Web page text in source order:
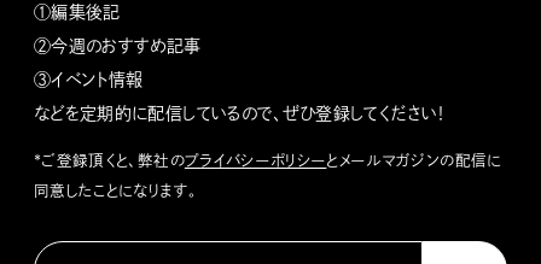
①編集後記
②今週のおすすめ記事
③イベント情報
などを定期的に配信しているので、ぜひ登録してください！
*ご登録頂くと、弊社のプライバシーポリシーとメールマガジンの配信に
同意したことになります。